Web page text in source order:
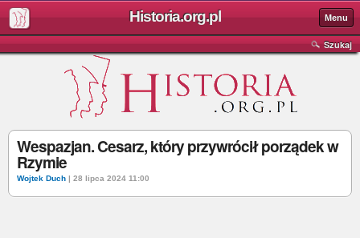
Historia.org.pl Menu
Szukaj
Wespazjan. Cesarz, który przywrócił porządek w
Rzymie
Wojtek Duch | 28 lipca 2024 11:00